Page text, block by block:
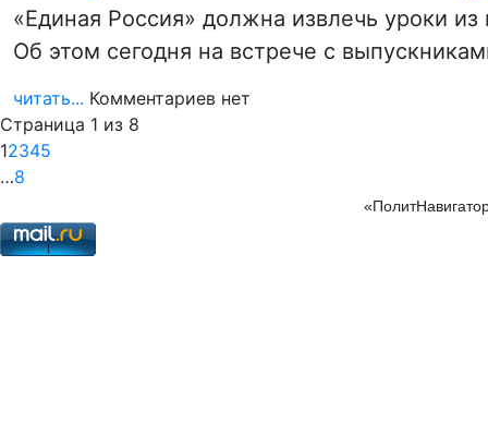
«Единая Россия» должна извлечь уроки
Об этом сегодня на встрече с
читать... Комментариев нет
Страница 1 из 8
12345
…8